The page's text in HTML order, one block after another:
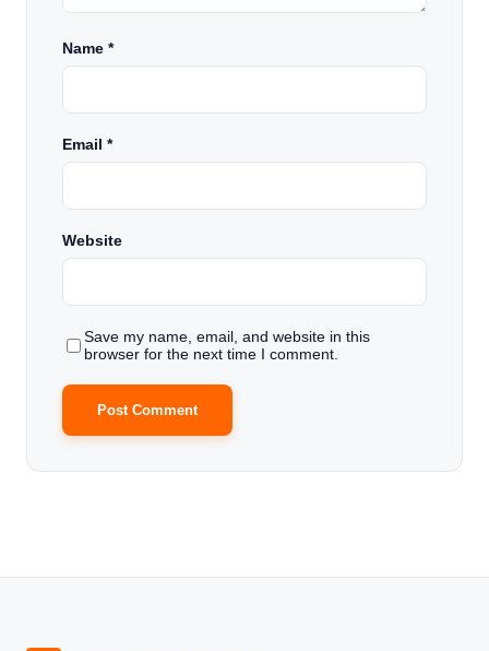
Name *
Email *
Website
Save my name, email, and website in this
browser for the next time I comment.